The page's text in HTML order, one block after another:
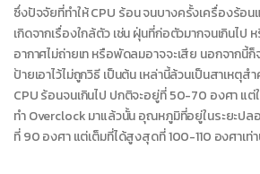
ซึ่งปัจจัยที่ทำให้ CPU ร้อน จนบางครั้งเครื่องร้อ
เกิดจากเรื่องใกล้ตัว เช่น ฝุ่นที่ก่อตัวมากจนเกินไป
อากาศไม่ถ่ายเท หรือพัดลมอาจจะเสีย นอกจากนี้ก็
ป้ายเอาไว้ไม่ถูกวิธี เป็นต้น เหล่านี้ล้วนเป็นสาเหตุ
CPU ร้อนจนเกินไป ปกติจะอยู่ที่ 50-70 องศา แต่
ทำ Overclock มาแล้วนั้น อุณหภูมิที่อยู่ในระยะป
ที่ 90 องศา แต่เต็มที่ได้สูงสุดที่ 100-110 องศาเท่